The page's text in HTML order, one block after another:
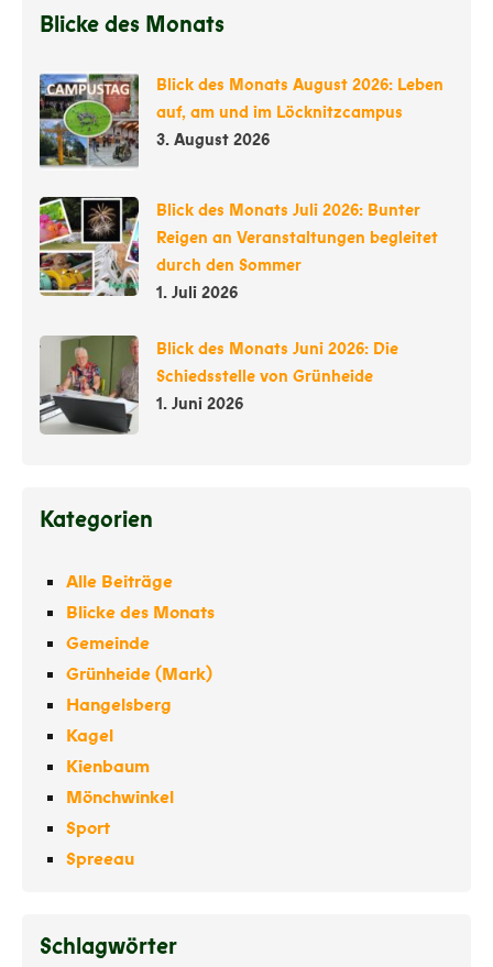
Blicke des Monats
Blick des Monats August 2026: Leben
auf, am und im Löcknitzcampus
3. August 2026
Blick des Monats Juli 2026: Bunter
Reigen an Veranstaltungen begleitet
durch den Sommer
1. Juli 2026
Blick des Monats Juni 2026: Die
Schiedsstelle von Grünheide
1. Juni 2026
Kategorien
Alle Beiträge
Blicke des Monats
Gemeinde
Grünheide (Mark)
Hangelsberg
Kagel
Kienbaum
Mönchwinkel
Sport
Spreeau
Schlagwörter